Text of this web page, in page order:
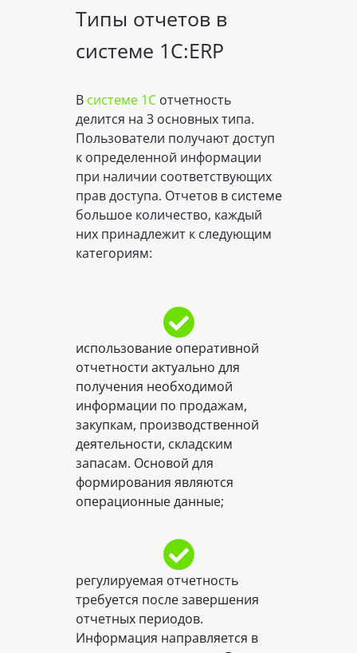
Типы отчетов в
системе 1С:ERP
Всистеме 1Сотчетность
делится на 3 основных типа.
Пользователи получают доступ
к определенной информации
при наличии соответствующих
прав доступа. Отчетов в системе
большое количество, каждый
них принадлежит к следующим
категориям:
использование оперативной
отчетности актуально для
получения необходимой
информации по продажам,
закупкам, производственной
деятельности, складским
запасам. Основой для
формирования являются
операционные данные;
регулируемая отчетность
требуется после завершения
отчетных периодов.
Информация направляется в